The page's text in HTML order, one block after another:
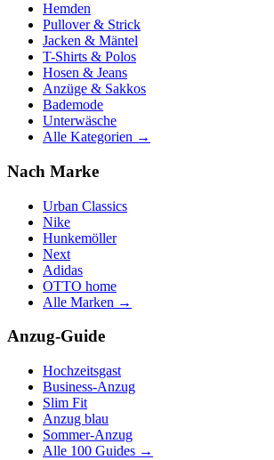
Hemden
Pullover & Strick
Jacken & Mäntel
T-Shirts & Polos
Hosen & Jeans
Anzüge & Sakkos
Bademode
Unterwäsche
Alle Kategorien →
Nach Marke
Urban Classics
Nike
Hunkemöller
Next
Adidas
OTTO home
Alle Marken →
Anzug-Guide
Hochzeitsgast
Business-Anzug
Slim Fit
Anzug blau
Sommer-Anzug
Alle 100 Guides →